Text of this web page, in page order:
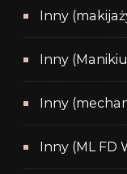
Inny
Inny
Inny
Inny (ML FD